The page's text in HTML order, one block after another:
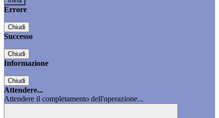
Errore
Chiudi
Successo
Chiudi
Informazione
Chiudi
Attendere...
Attendere il completamento dell'operazione...